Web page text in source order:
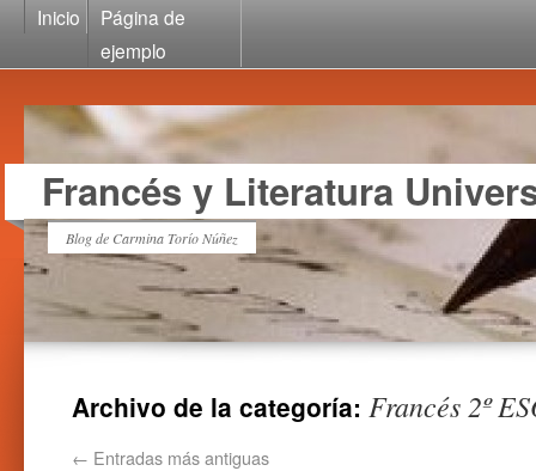
Inicio
Página de
ejemplo
Francés y Literatura
Blog de Carmina Torío Núñez
Archivo de la categoría: Francés 2º
← Entradas más antiguas